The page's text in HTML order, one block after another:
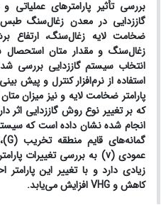
بررسی تأثیر پارامترهای
گاززدایی در معدن زغال‌سنگ
ضخامت لایه زغال‌سنگ، ارتفاع
زغال‌سنگ و مقدار متان استحصال
انتخاب سیستم گاززدایی بررسی
استفاده از نرم‌افزار کنترل و پیش
پارامتر ضخامت لایه و نیز میزان
که بر تغییر نوع روش گاززدایی اثر
انجام شده نشان داده است که
گمانه‌های قایم منطقه تخریب (G
عمودی(
v
) به بررسی تغییرات
زیادی دارد و با تغییر این
کاهش و VHGافزایش می‌یابد.